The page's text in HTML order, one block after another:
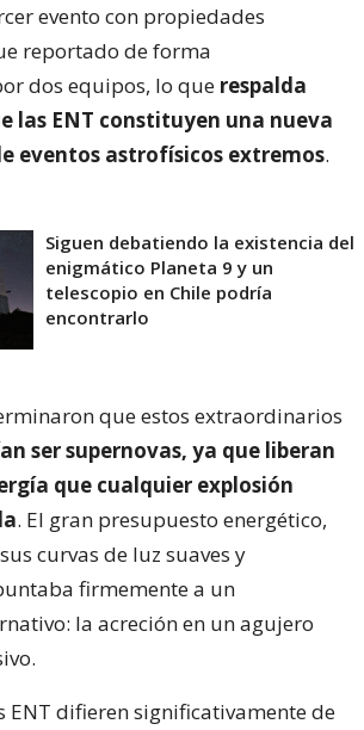
evento con propiedades
reportado de forma
dos equipos, lo que respalda
las ENT constituyen una nueva
eventos astrofísicos extremos.
Siguen debatiendo la existencia del
enigmático Planeta 9 y un
telescopio en Chile podría
encontrarlo
que estos extraordinarios
ser supernovas, ya que liberan
que cualquier explosión
. El gran presupuesto energético,
curvas de luz suaves y
firmemente a un
la acreción en un agujero
ENT difieren significativamente de